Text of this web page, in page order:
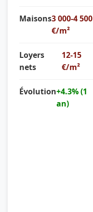
Maisons3 000-4 500
€/m²
Loyers
nets
12-15
€/m²
Évolution+4.3% (1
an)